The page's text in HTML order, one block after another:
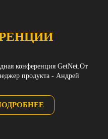
конференция GetNet.От
продукта - Андрей